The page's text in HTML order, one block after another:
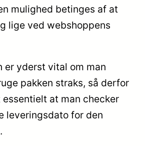
mulighed betinges af at
lige ved webshoppens
er yderst vital om man
pakken straks, så derfor
at man checker
leveringsdato for den